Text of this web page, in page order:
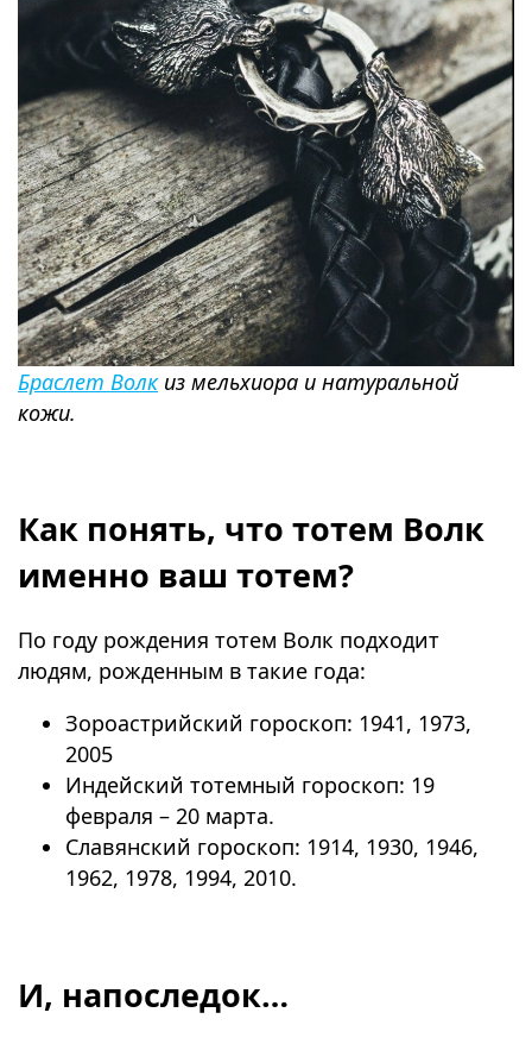
Браслет Волкиз мельхиора и натуральной
кожи.
Как понять, что тотем Волк
именно ваш тотем?
По году рождения тотем Волк подходит
людям, рожденным в такие года:
Зороастрийский гороскоп: 1941, 1973,
2005
Индейский тотемный гороскоп: 19
февраля – 20 марта.
Славянский гороскоп: 1914, 1930, 1946,
1962, 1978, 1994, 2010.
И, напоследок…